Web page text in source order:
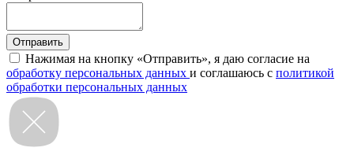
Нажимая на кнопку «Отправить», я даю согласие на
обработку персональных данных и соглашаюсь с политикой
обработки персональных данных